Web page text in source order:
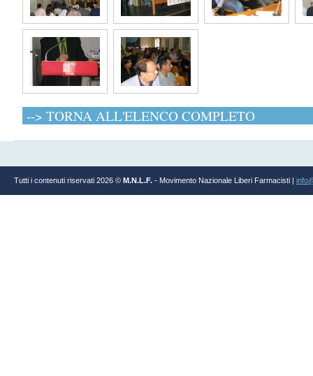
--> TORNA ALL'ELENCO COMPLETO
Tutti i contenuti riservati 2026 © M.N.L.F. - Movimento Nazionale Liberi Farmacisti |